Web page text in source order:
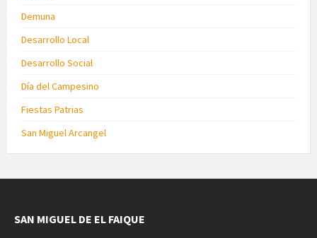
Demuna
Desarrollo Local
Desarrollo Social
Día del Campesino
Fiestas Patrias
San Miguel Arcangel
SAN MIGUEL DE EL FAIQUE